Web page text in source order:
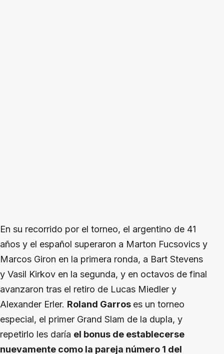
En su recorrido por el torneo, el argentino de 41
años y el español superaron a Marton Fucsovics y
Marcos Giron en la primera ronda, a Bart Stevens
y Vasil Kirkov en la segunda, y en octavos de final
avanzaron tras el retiro de Lucas Miedler y
Alexander Erler. Roland Garros es un torneo
especial, el primer Grand Slam de la dupla, y
repetirlo les daría el bonus de establecerse
nuevamente como la pareja número 1 del